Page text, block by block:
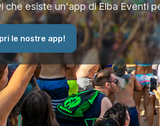
che esiste un'app di Elba Eventi
le nostre app!